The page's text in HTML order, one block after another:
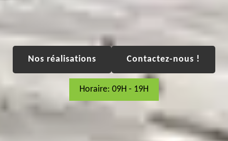
Nos réalisations Contactez-nous !
Horaire: 09H - 19H